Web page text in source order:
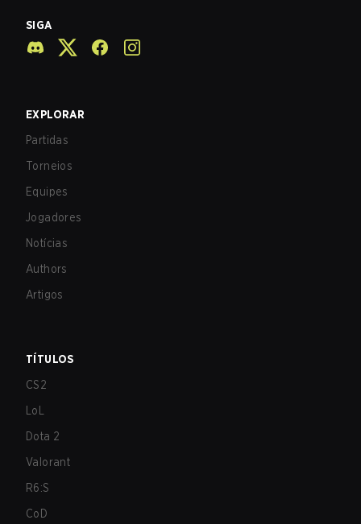
SIGA
EXPLORAR
Partidas
Torneios
Equipes
Jogadores
Notícias
Authors
Artigos
TÍTULOS
CS2
LoL
Dota 2
Valorant
R6:S
CoD